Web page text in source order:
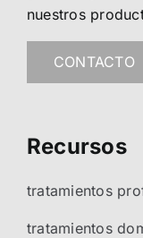
nuestros
CONTACTO
Recursos
tratamientos
tratamientos